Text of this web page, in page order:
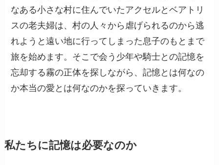
なある小さな村に住んでいたアクセルとベアトリ
スの老夫婦は、村の人々から虐げられるのから逃
れようと遠い地に行ってしまった息子のもとまで
旅を始めます。そこで会う少年や騎士との記憶を
忘却する霧の正体を探しながら、記憶とは何なの
か本当の愛とは何なのかを探っていきます。
私たちに記憶は必要なのか